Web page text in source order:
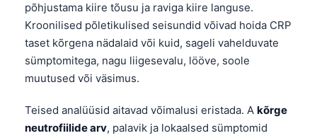
põhjustama kiire tõusu ja raviga kiire languse.
Kroonilised põletikulised seisundid võivad hoida CRP
taset kõrgena nädalaid või kuid, sageli vahelduvate
sümptomitega, nagu liigesevalu, lööve, soole
muutused või väsimus.
Teised analüüsid aitavad võimalusi eristada. A kõrge
neutrofiilide arv, palavik ja lokaalsed sümptomid